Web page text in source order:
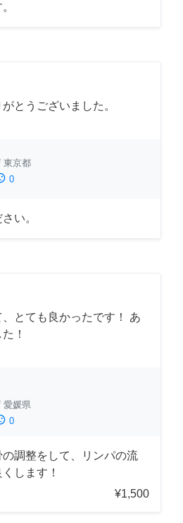
とうございました。
東京都
0
い。
とても良かったです！ あ
！
愛媛県
0
調整をして、リンパの流
します！
¥1,500